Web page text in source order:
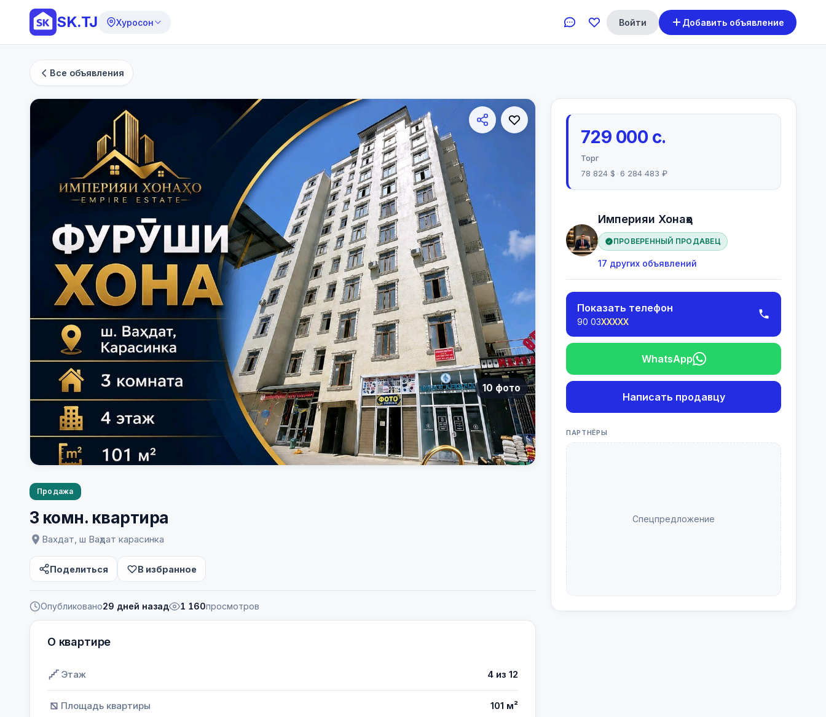
SK.TJ Хуросон Войти Добавить объявление
Все объявления
10 фото
Продажа
3 комн. квартира
Вахдат, ш Ваҳдат карасинка
Поделиться В избранное
Опубликовано29 дней назад 1 160просмотров
О квартире
Этаж 4 из 12
Площадь квартиры 101 м²
729 000 с.
Торг
78 824 $
6 284 483 ₽
Империяи Хонаҳо
ПРОВЕРЕННЫЙ ПРОДАВЕЦ
17 других объявлений
Показать телефон
90 03XXXXX
WhatsApp
Написать продавцу
ПАРТНЁРЫ
Спецпредложение